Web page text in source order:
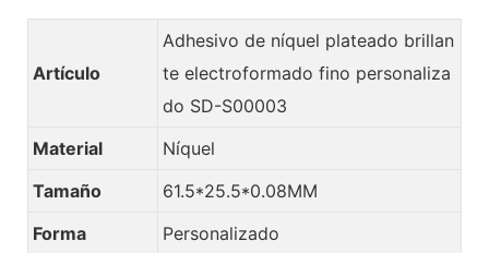
Artículo
Adhesivo de níquel plateado brillan
te electroformado fino personaliza
do SD-S00003
Material
Níquel
Tamaño
61.5*25.5*0.08MM
Forma
Personalizado